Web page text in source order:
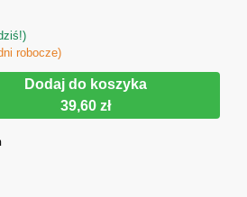
robocze)
Dodaj do koszyka
39,60 zł